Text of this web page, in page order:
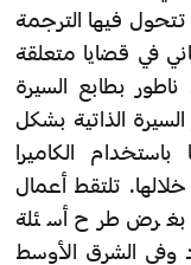
فيها الترجمة
في قضايا متعلقة
بطابع السيرة
الذاتية بشكل
الكاميرا
تلتقط أعمال
بغرض طرح أسئلة
وفي الشرق الأوسط